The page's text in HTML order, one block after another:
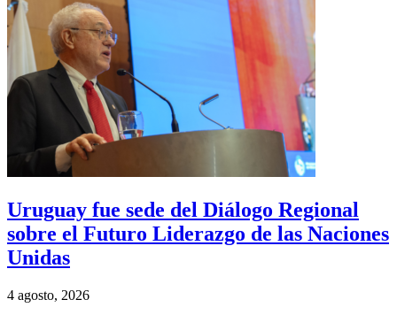
Uruguay fue sede del Diálogo Regional
sobre el Futuro Liderazgo de las Naciones
Unidas
4 agosto, 2026